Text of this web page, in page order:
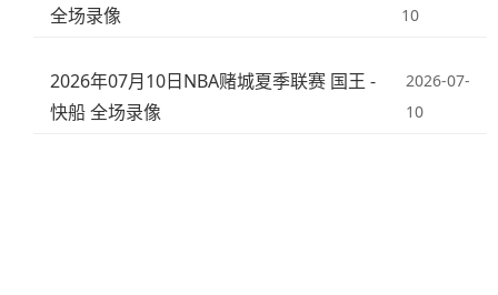
全场录像
10
2026年07月10日NBA赌城夏季联赛 国王 -
快船 全场录像
2026-07-
10